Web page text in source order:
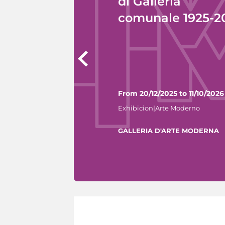
comunale 1925-
From 20/12/2025 to 11/10/2026
Exhibicion|Arte Moderno
GALLERIA D'ARTE MODERNA